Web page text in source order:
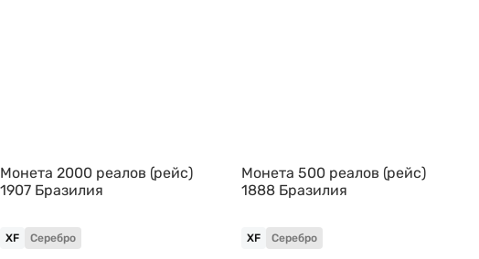
Монета 2000 реалов (рейс)
1907 Бразилия
XF Серебро
Монета 500 реалов (рейс)
1888 Бразилия
XF Серебро